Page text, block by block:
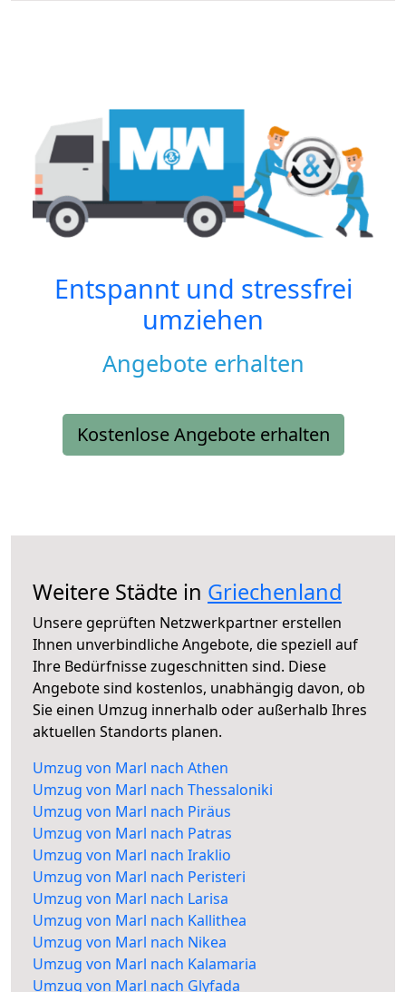
Entspannt und stressfrei
umziehen
Angebote erhalten
Kostenlose Angebote erhalten
Weitere Städte in Griechenland
Unsere geprüften Netzwerkpartner erstellen
Ihnen unverbindliche Angebote, die speziell auf
Ihre Bedürfnisse zugeschnitten sind. Diese
Angebote sind kostenlos, unabhängig davon, ob
Sie einen Umzug innerhalb oder außerhalb Ihres
aktuellen Standorts planen.
Umzug von Marl nach Athen
Umzug von Marl nach Thessaloniki
Umzug von Marl nach Piräus
Umzug von Marl nach Patras
Umzug von Marl nach Iraklio
Umzug von Marl nach Peristeri
Umzug von Marl nach Larisa
Umzug von Marl nach Kallithea
Umzug von Marl nach Nikea
Umzug von Marl nach Kalamaria
Umzug von Marl nach Glyfada